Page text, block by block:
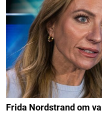
Frida Nordstrand om